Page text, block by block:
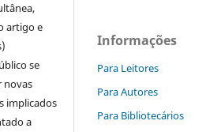
artigo e
se
novas
implicados
a
Informações
Para Leitores
Para Autores
Para Bibliotecários